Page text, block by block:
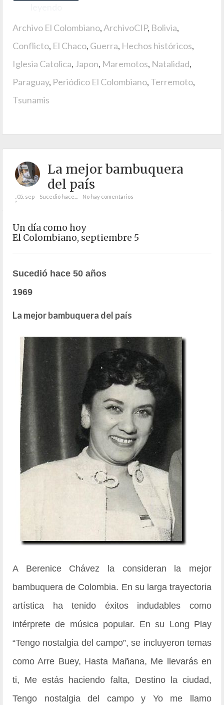
Archivo El Colombiano,ArchivoCIP, Bolivia,
Conflicto, El Chaco, Guerra, Hechos históricos,
Iglesia Catolica, Japon, Maremotos, Natalidad,
Paraguay, Periódico El Colombiano, Terremoto,
Tsunamis
La mejor bambuquera
del país
;05. sep Sucedió hace... No hay comentarios
Un día como hoy
El Colombiano, septiembre 5
Sucedió hace 50 años
1969
La mejor bambuquera del país
A Berenice Chávez la consideran la mejor
bambuquera de Colombia. En su larga trayectoria
artística ha tenido éxitos indudables como
intérprete de música popular. En su Long Play
“Tengo nostalgia del campo”, se incluyeron temas
como Arre Buey, Hasta Mañana, Me llevarás en
ti, Me estás haciendo falta, Destino la ciudad,
Tengo nostalgia del campo y Yo me llamo